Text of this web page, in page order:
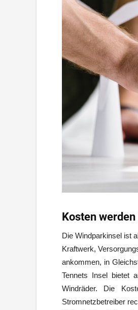
Kosten
Die Windparkinsel ist
Kraftwerk,
ankommen, in
Tennets Insel bietet
Windräder. Die
Stromnetzbetreiber